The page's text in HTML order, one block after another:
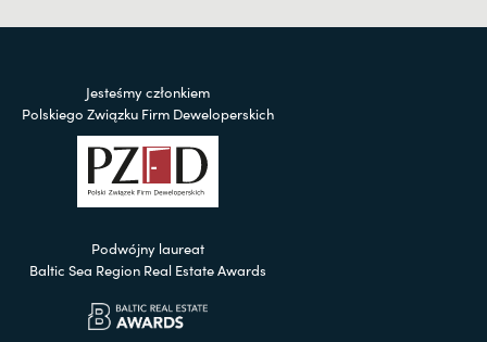
Jesteśmy członkiem
Polskiego Związku Firm Deweloperskich
Podwójny laureat
Baltic Sea Region Real Estate Awards